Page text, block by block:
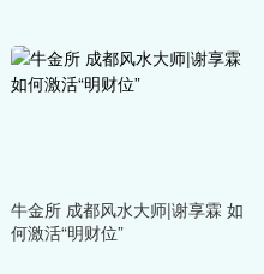
牛金所 成都风水大师|谢享霖 如
何激活“明财位”